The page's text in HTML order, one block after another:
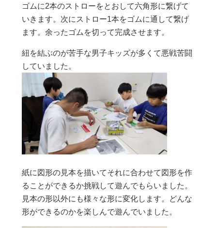
ゴムに2本のストローをとおして六角形に繋げて
いきます。次にストロー1本をゴムに通して繋げ
ます。余ったゴムを切って完成させます。
紐を結ぶのが苦手な男子キッズが多くて悪戦苦闘
していました。
紙に図形の見本を描いてそれに合わせて図形を作
ることができるか挑戦して遊んでもらいました。
見本の形以外にも様々な形に変化します。どんな
形ができるのかを楽しんで遊んでいました。